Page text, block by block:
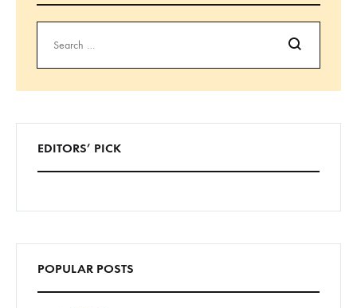
Search
EDITORS’ PICK
POPULAR POSTS